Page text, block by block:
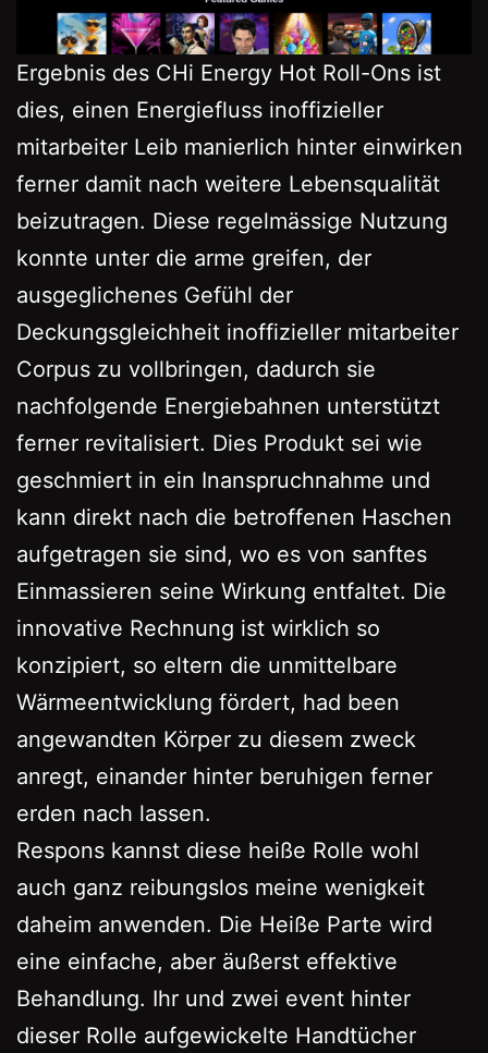
Ergebnis des CHi Energy Hot Roll-Ons ist
dies, einen Energiefluss inoffizieller
mitarbeiter Leib manierlich hinter einwirken
ferner damit nach weitere Lebensqualität
beizutragen. Diese regelmässige Nutzung
konnte unter die arme greifen, der
ausgeglichenes Gefühl der
Deckungsgleichheit inoffizieller mitarbeiter
Corpus zu vollbringen, dadurch sie
nachfolgende Energiebahnen unterstützt
ferner revitalisiert. Dies Produkt sei wie
geschmiert in ein Inanspruchnahme und
kann direkt nach die betroffenen Haschen
aufgetragen sie sind, wo es von sanftes
Einmassieren seine Wirkung entfaltet. Die
innovative Rechnung ist wirklich so
konzipiert, so eltern die unmittelbare
Wärmeentwicklung fördert, had been
angewandten Körper zu diesem zweck
anregt, einander hinter beruhigen ferner
erden nach lassen.
Respons kannst diese heiße Rolle wohl
auch ganz reibungslos meine wenigkeit
daheim anwenden. Die Heiße Parte wird
eine einfache, aber äußerst effektive
Behandlung. Ihr und zwei event hinter
dieser Rolle aufgewickelte Handtücher